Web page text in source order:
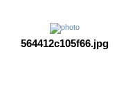
564412c105f66.jpg